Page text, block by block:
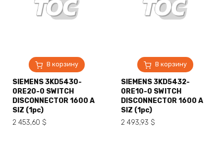
В корзину
SIEMENS 3KD5430-
0RE20-0 SWITCH
DISCONNECTOR 1600 A
SIZ (1pc)
2 453,60 $
В корзину
SIEMENS 3KD5432-
0RE10-0 SWITCH
DISCONNECTOR 1600 A
SIZ (1pc)
2 493,93 $